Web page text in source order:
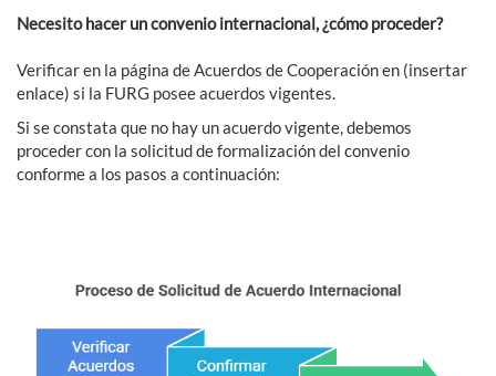
Necesito hacer un convenio internacional, ¿cómo proceder?
Verificar en la página de Acuerdos de Cooperación en (insertar
enlace) si la FURG posee acuerdos vigentes.
Si se constata que no hay un acuerdo vigente, debemos
proceder con la solicitud de formalización del convenio
conforme a los pasos a continuación: